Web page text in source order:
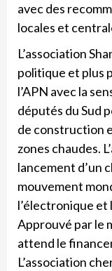
avec des
locales et
L’association
politique et plus
l’APN avec la
députés du Sud
de construction
zones chaudes.
lancement d’un
mouvement
l’électronique et
Approuvé par le
attend le
L’association